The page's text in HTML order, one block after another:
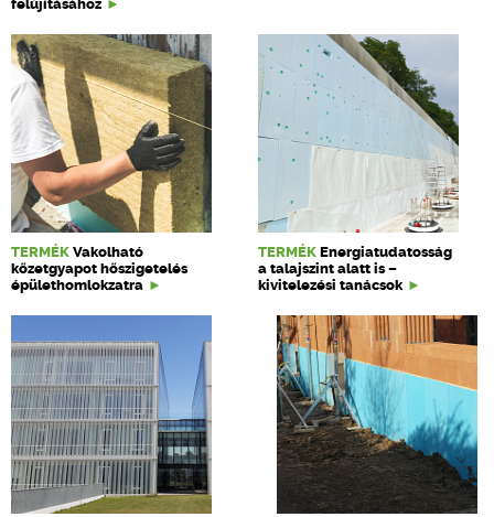
felújításához
TERMÉK Vakolható
kőzetgyapot hőszigetelés
épülethomlokzatra
TERMÉK Energiatudatosság
a talajszint alatt is –
kivitelezési tanácsok